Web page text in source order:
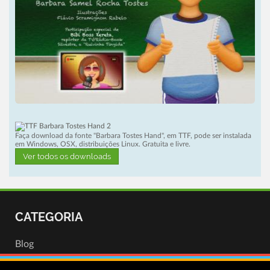
Faça download da fonte "Barbara Tostes Hand", em TTF, pode ser instalada
em Windows, OSX, distribuições Linux. Gratuita e livre.
Ver todos os downloads
CATEGORIA
Blog